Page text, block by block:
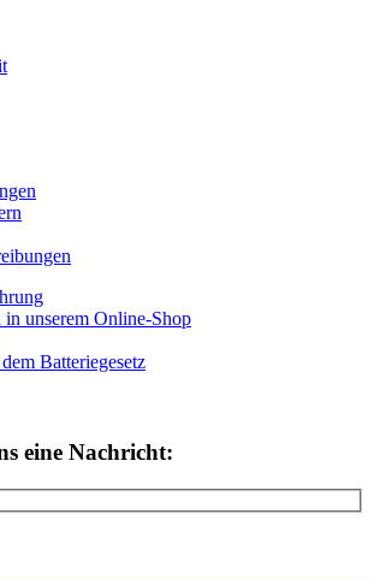
in unserem Online-Shop
Batteriegesetz
eine Nachricht: